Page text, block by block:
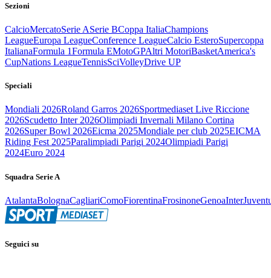
Sezioni
CalcioMercatoSerie ASerie BCoppa ItaliaChampions
LeagueEuropa LeagueConference LeagueCalcio EsteroSupercoppa
ItalianaFormula 1Formula EMotoGPAltri MotoriBasketAmerica's
CupNations LeagueTennisSciVolleyDrive UP
Speciali
Mondiali 2026Roland Garros 2026Sportmediaset Live Riccione
2026Scudetto Inter 2026Olimpiadi Invernali Milano Cortina
2026Super Bowl 2026Eicma 2025Mondiale per club 2025EICMA
Riding Fest 2025Paralimpiadi Parigi 2024Olimpiadi Parigi
2024Euro 2024
Squadra Serie A
AtalantaBolognaCagliariComoFiorentinaFrosinoneGenoaInter
Seguici su